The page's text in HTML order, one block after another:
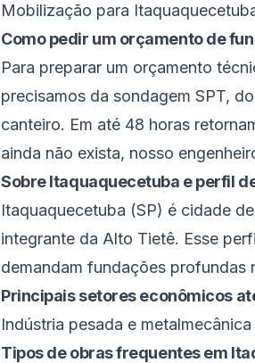
Mobilização para
Como pedir um orçamento de
Para preparar um orçamento
precisamos da sondagem SPT,
canteiro. Em até 48 horas
ainda não exista, nosso
SobreItaquaquecetuba e perfil
Itaquaquecetuba (SP) é cidade
integrante da Alto Tietê. Esse
demandam fundações profundas
Principais setores econômicos
Indústria pesada e metalmecânica
Tipos de obras frequentes em